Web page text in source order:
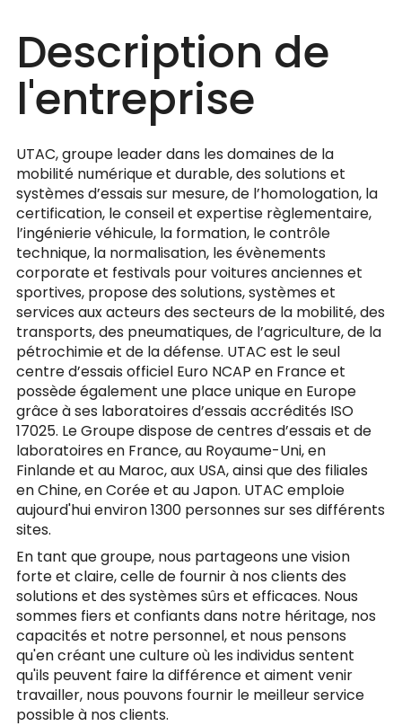
Description de
l'entreprise
UTAC, groupe leader dans les domaines de la
mobilité numérique et durable, des solutions et
systèmes d’essais sur mesure, de l’homologation, la
certification, le conseil et expertise règlementaire,
l’ingénierie véhicule, la formation, le contrôle
technique, la normalisation, les évènements
corporate et festivals pour voitures anciennes et
sportives, propose des solutions, systèmes et
services aux acteurs des secteurs de la mobilité, des
transports, des pneumatiques, de l’agriculture, de la
pétrochimie et de la défense. UTAC est le seul
centre d’essais officiel Euro NCAP en France et
possède également une place unique en Europe
grâce à ses laboratoires d’essais accrédités ISO
17025. Le Groupe dispose de centres d’essais et de
laboratoires en France, au Royaume-Uni, en
Finlande et au Maroc, aux USA, ainsi que des filiales
en Chine, en Corée et au Japon. UTAC emploie
aujourd'hui environ 1300 personnes sur ses différents
sites.
En tant que groupe, nous partageons une vision
forte et claire, celle de fournir à nos clients des
solutions et des systèmes sûrs et efficaces. Nous
sommes fiers et confiants dans notre héritage, nos
capacités et notre personnel, et nous pensons
qu'en créant une culture où les individus sentent
qu'ils peuvent faire la différence et aiment venir
travailler, nous pouvons fournir le meilleur service
possible à nos clients.